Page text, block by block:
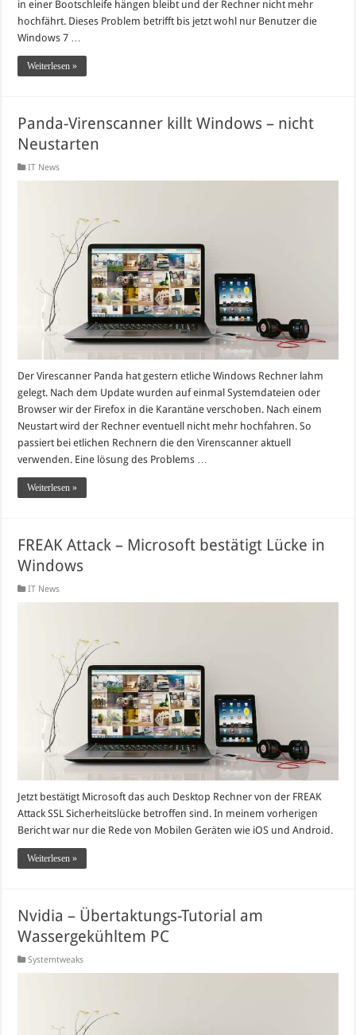
in einer Bootschleife hängen bleibt und der Rechner nicht mehr
hochfährt. Dieses Problem betrifft bis jetzt wohl nur Benutzer die
Windows 7 …
Weiterlesen »
Panda-Virenscanner killt Windows – nicht
Neustarten
IT News
Der Virescanner Panda hat gestern etliche Windows Rechner lahm
gelegt. Nach dem Update wurden auf einmal Systemdateien oder
Browser wir der Firefox in die Karantäne verschoben. Nach einem
Neustart wird der Rechner eventuell nicht mehr hochfahren. So
passiert bei etlichen Rechnern die den Virenscanner aktuell
verwenden. Eine lösung des Problems …
Weiterlesen »
FREAK Attack – Microsoft bestätigt Lücke in
Windows
IT News
Jetzt bestätigt Microsoft das auch Desktop Rechner von der FREAK
Attack SSL Sicherheitslücke betroffen sind. In meinem vorherigen
Bericht war nur die Rede von Mobilen Geräten wie iOS und Android.
Weiterlesen »
Nvidia – Übertaktungs-Tutorial am
Wassergekühltem PC
Systemtweaks